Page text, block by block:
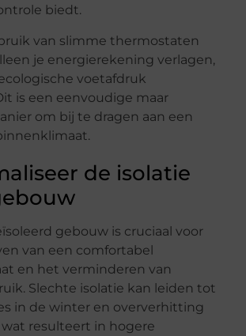
biedt.
van slimme thermostaten
je energierekening verlagen,
voetafdruk
is een eenvoudige maar
om bij te dragen aan een
de isolatie
gebouw is cruciaal voor
van een comfortabel
en het verminderen van
Slechte isolatie kan leiden tot
in de winter en oververhitting
wat resulteert in hogere